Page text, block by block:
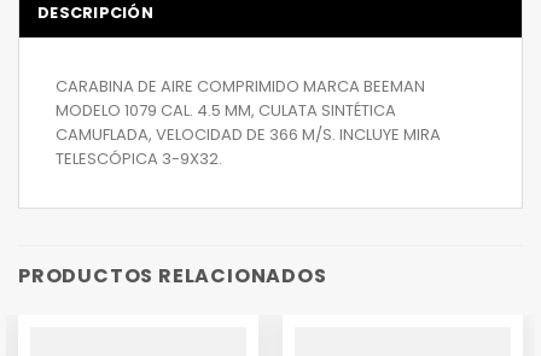
DESCRIPCIÓN
CARABINA DE AIRE COMPRIMIDO MARCA BEEMAN
MODELO 1079 CAL. 4.5 MM, CULATA SINTÉTICA
CAMUFLADA, VELOCIDAD DE 366 M/S. INCLUYE MIRA
TELESCÓPICA 3-9X32.
PRODUCTOS RELACIONADOS